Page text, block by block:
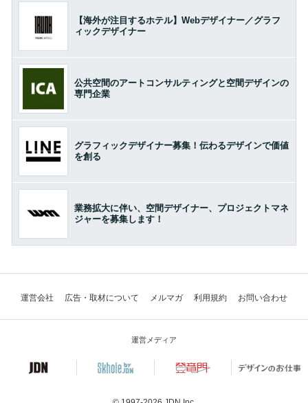
【海外が注目するホテル】Webデザイナー／グラフ
ィックデザイナー
公共空間のアートコンサルティングと空間デザインの
専門企業
グラフィックデザイナー募集！伝わるデザインで価値
を創る
業務拡大に伴い、空間デザイナー、プロジェクトマネ
ジャーを募集します！
運営会社 広告・取材について メルマガ 利用規約 お問い合わせ
運営メディア